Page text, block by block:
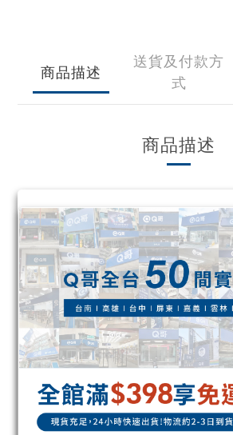
商品描述
送貨及付款方
式
商品描述